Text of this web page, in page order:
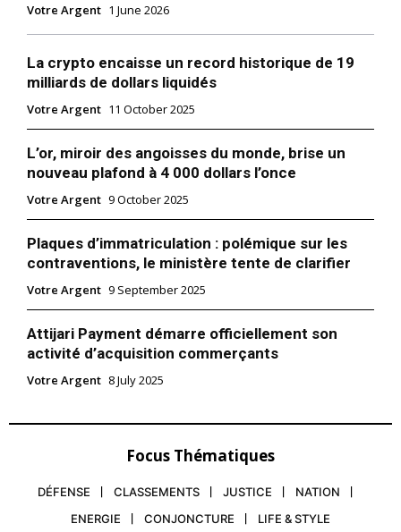
Votre Argent 1 June 2026
La crypto encaisse un record historique de 19
milliards de dollars liquidés
Votre Argent 11 October 2025
L’or, miroir des angoisses du monde, brise un
nouveau plafond à 4 000 dollars l’once
Votre Argent 9 October 2025
Plaques d’immatriculation : polémique sur les
contraventions, le ministère tente de clarifier
Votre Argent 9 September 2025
Attijari Payment démarre officiellement son
activité d’acquisition commerçants
Votre Argent 8 July 2025
Focus Thématiques
DÉFENSE CLASSEMENTS JUSTICE
NATION
ENERGIE
CONJONCTURE LIFE & STYLE